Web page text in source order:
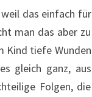
das einfach für
man das aber zu
Kind tiefe Wunden
gleich ganz, aus
Folgen, die